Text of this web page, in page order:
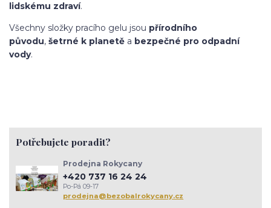
lidskému zdraví.
Všechny složky pracího gelu jsou přírodního
původu, šetrné k planetě a bezpečné pro odpadní
vody.
Potřebujete poradit?
Prodejna Rokycany
+420 737 16 24 24
Po-Pá 09-17
prodejna@bezobalrokycany.cz